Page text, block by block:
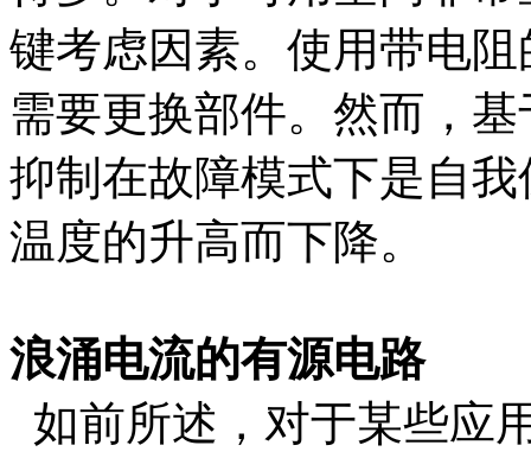
键考虑因素。使用带电
需要更换部件。然而，
抑制在故障模式下是自
温度的升高而下降。
浪涌电流的有源电路
如前所述，对于某些应